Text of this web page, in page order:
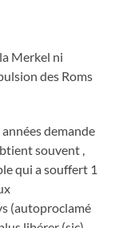
Merkel ni
des Roms
demande
souvent ,
qui a souffert 1
(autoproclamé